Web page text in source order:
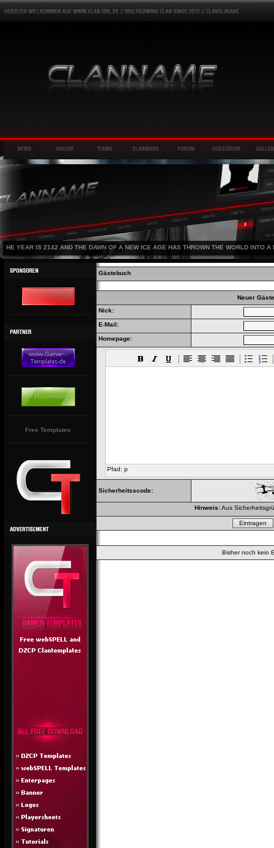
HE YEAR IS 2142 AND THE DAWN OF A NEW ICE AGE HAS THROWN THE WORLD INTO A
Free Templates
Gästebuch
Neuer
Nick:
E-Mail:
Homepage:
Pfad: p
Sicherheitsscode:
Hinweis:Aus
Bisher noch kein